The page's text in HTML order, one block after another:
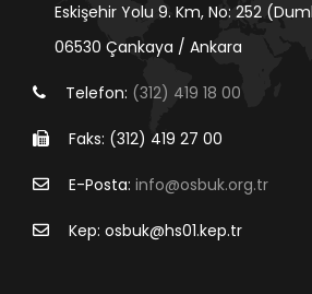
Eskişehir Yolu 9. Km, No: 252
06530 Çankaya / Ankara
Telefon: (312) 419 18 00
Faks: (312) 419 27 00
E-Posta: info@osbuk.org.tr
Kep: osbuk@hs01.kep.tr